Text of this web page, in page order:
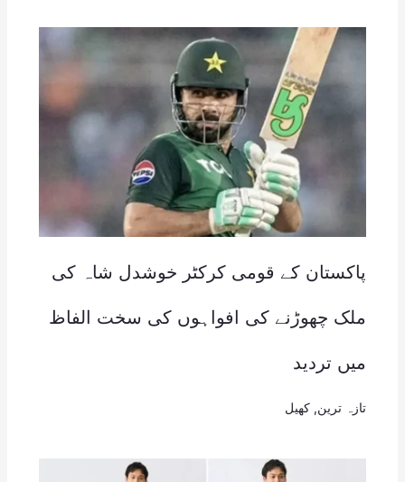
پاکستان کے قومی کرکٹر خوشدل شاہ کی
ملک چھوڑنے کی افواہوں کی سخت الفاظ
میں تردید
تازہ ترین کھیل